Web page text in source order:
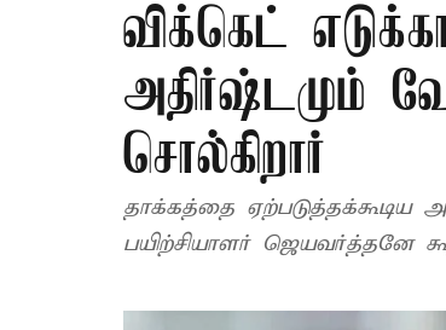
விக்கெட்
அதிர்ஷ்டமும்
சொல்கிறார்
தாக்கத்தை
பயிற்சியாளர் ஜெயவர்த்தனே